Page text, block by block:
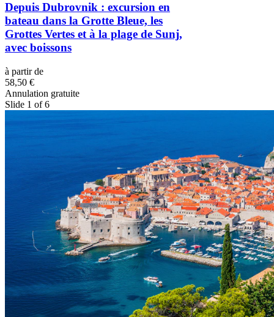
Depuis Dubrovnik : excursion en
bateau dans la Grotte Bleue, les
Grottes Vertes et à la plage de Sunj,
avec boissons
à partir de
58,50 €
Annulation gratuite
Slide 1 of 6